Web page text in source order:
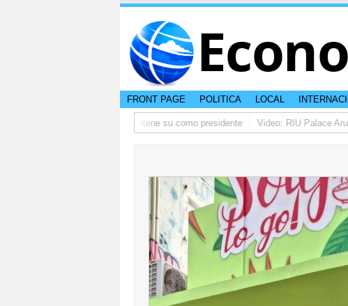
FRONT PAGE POLITICA LOCAL
ta pidi disculpa, y FIFA ta mantene su como presidente Video: RIU Palace Aruba